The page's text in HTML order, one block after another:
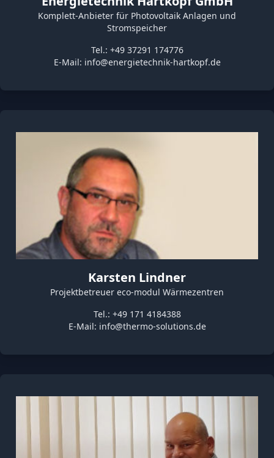
Komplett-Anbieter für Photovoltaik Anlagen und
Stromspeicher
Tel.: +49 37291 174776
E-Mail: info@energietechnik-hartkopf.de
Karsten Lindner
Projektbetreuer eco-modul Wärmezentren
Tel.: +49 171 4184388
E-Mail: info@thermo-solutions.de